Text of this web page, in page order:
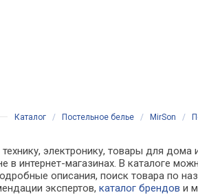
Каталог / Постельное белье / MirSon /
электронику, товары для
в интернет-магазинах. В каталоге
описания, поиск товара по
экспертов,каталог брендов и